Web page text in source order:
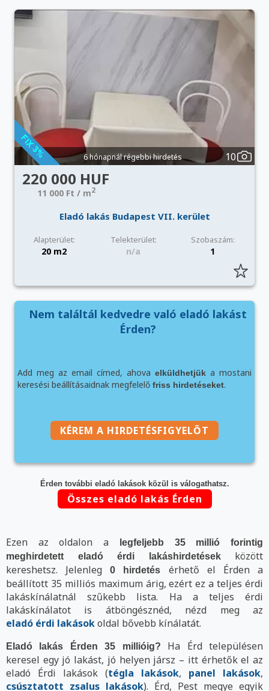
6 hónapnál régebbi hirdetés 10
220 000 HUF
11 000 Ft / m2
Eladó lakás Budapest VII. kerület
Alapterület: Telekterület: Szobaszám:
20 m2 n/a 1
Nem találtál kedvedre való eladó lakást
Érden?
Add meg az email címed, ahova elküldhetjük a mostani
keresési beállításaidnak megfelelő friss hirdetéseket.
KÉREM A HIRDETÉSFIGYELŐT
Érden további eladó lakások közül is válogathatsz.
Összes eladó lakás Érden
Ezen az oldalon a
legfeljebb 35 millió forintig
meghirdetett eladó érdi lakáshirdetésekközött
kereshetsz. Jelenleg0 hirdetés
érhető el Érden a
beállított 35 milliós maximum árig, ezért ez a teljes érdi
lakáskínálatnál szűkebb lista. Ha a teljes érdi
lakáskínálatot is átböngésznéd, nézd meg az
eladó érdi lakásokoldal bővebb kínálatát.
Eladó lakás Érden 35 millióig?
Ha Érd településen
keresel egy jó lakást, jó helyen jársz – itt érhetők el az
eladó Érdi lakások (tégla lakások, panel lakások,
csúsztatott zsalus lakások). Érd, Pest megye egyik